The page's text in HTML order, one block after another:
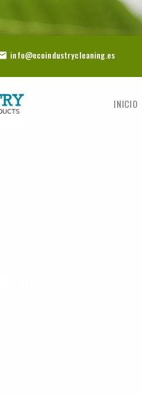
info@ecoindustrycleaning.es
INICIO